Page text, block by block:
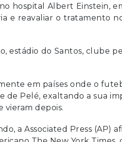
hospital Albert Einstein,
e reavaliar o tratamento
estádio do Santos, clube
em países onde o
Pelé, exaltando a sua
vieram depois.
a Associated Press (AP)